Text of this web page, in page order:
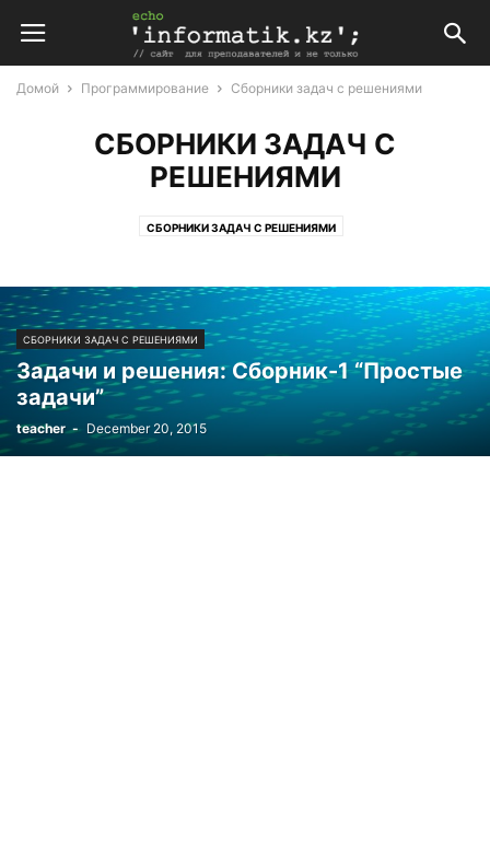
Домой Программирование Сборники задач с решениями
СБОРНИКИ ЗАДАЧ С
РЕШЕНИЯМИ
СБОРНИКИ ЗАДАЧ С РЕШЕНИЯМИ
СБОРНИКИ ЗАДАЧ С РЕШЕНИЯМИ
Задачи и решения: Сборник-1 “Простые
задачи”
teacher - December 20, 2015